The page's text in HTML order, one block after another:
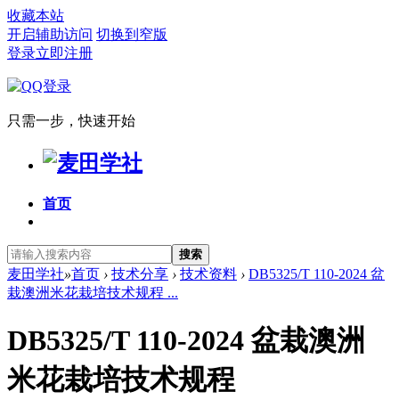
收藏本站
开启辅助访问 切换到窄版
登录立即注册
只需一步，快速开始
首页
搜索
麦田学社»首页 › 技术分享 › 技术资料 › DB5325/T 110-2024 盆
栽澳洲米花栽培技术规程 ...
DB5325/T 110-2024 盆栽澳洲
米花栽培技术规程